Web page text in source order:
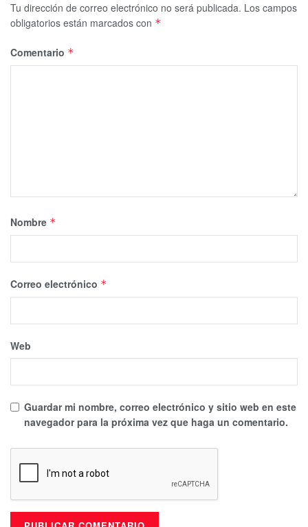
Tu dirección de correo electrónico no será publicada. Los campos
obligatorios están marcados con *
Comentario *
Nombre *
Correo electrónico *
Web
Guardar mi nombre, correo electrónico y sitio web en este
navegador para la próxima vez que haga un comentario.